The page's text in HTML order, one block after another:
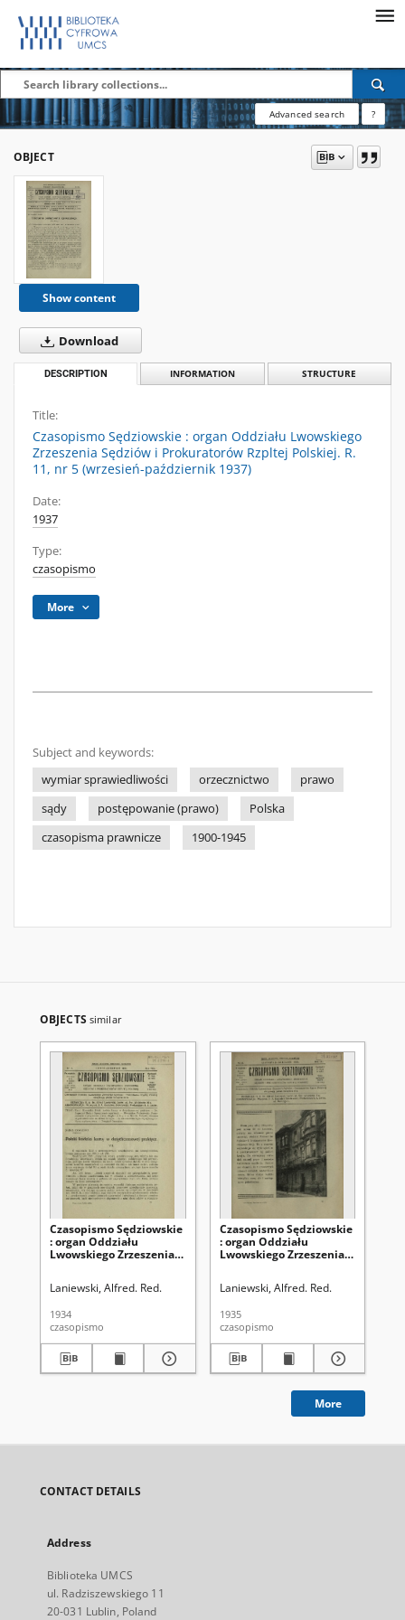
Advanced search ?
OBJECT
Show content
Download
DESCRIPTION INFORMATION STRUCTURE
Title:
Czasopismo Sędziowskie : organ Oddziału Lwowskiego
Zrzeszenia Sędziów i Prokuratorów Rzpltej Polskiej. R.
11, nr 5 (wrzesień-październik 1937)
Date:
1937
Type:
czasopismo
More
Subject and keywords:
wymiar sprawiedliwości
orzecznictwo
prawo
sądy
postępowanie (prawo)
Polska
czasopisma prawnicze
1900-1945
OBJECTS similar
Czasopismo Sędziowskie
: organ Oddziału
Lwowskiego Zrzeszenia
(lipiec-sierpień 1934)
Laniewski, Alfred. Red.
1934
czasopismo
Czasopismo Sędziowskie
: organ Oddziału
Lwowskiego Zrzeszenia
(listopad-grudzień 1935)
Laniewski, Alfred. Red.
1935
czasopismo
More
CONTACT DETAILS
Address
Biblioteka UMCS
ul. Radziszewskiego 11
20-031 Lublin, Poland